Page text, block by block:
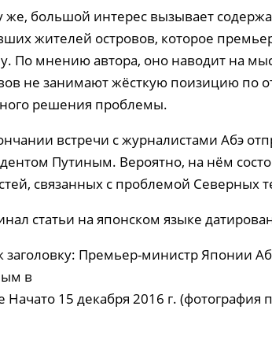
же, большой интерес вызывает
жителей островов, которое
По мнению автора, оно наводит на
не занимают жёсткую поизицию по
решения проблемы.
встречи с журналистами Абэ
Путиным. Вероятно, на нём
связанных с проблемой Северных
статьи на японском языке
заголовку: Премьер-министр Японии
в
Начато 15 декабря 2016 г. (фотография